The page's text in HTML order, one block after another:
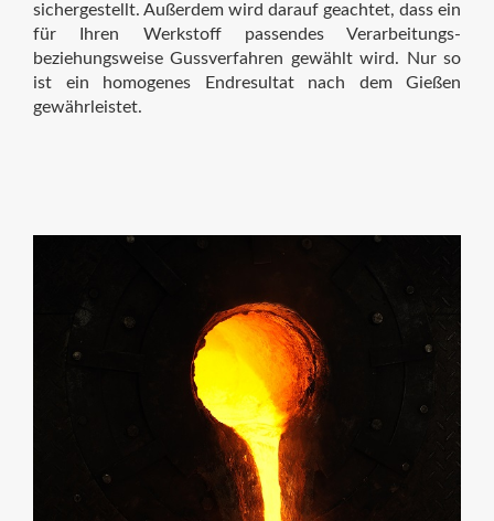
sichergestellt. Außerdem wird darauf geachtet, dass ein
für Ihren Werkstoff passendes Verarbeitungs-
beziehungsweise Gussverfahren gewählt wird. Nur so
ist ein homogenes Endresultat nach dem Gießen
gewährleistet.